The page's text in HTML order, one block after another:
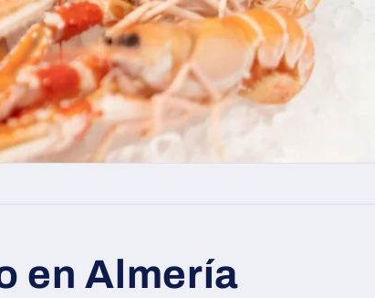
en Almería